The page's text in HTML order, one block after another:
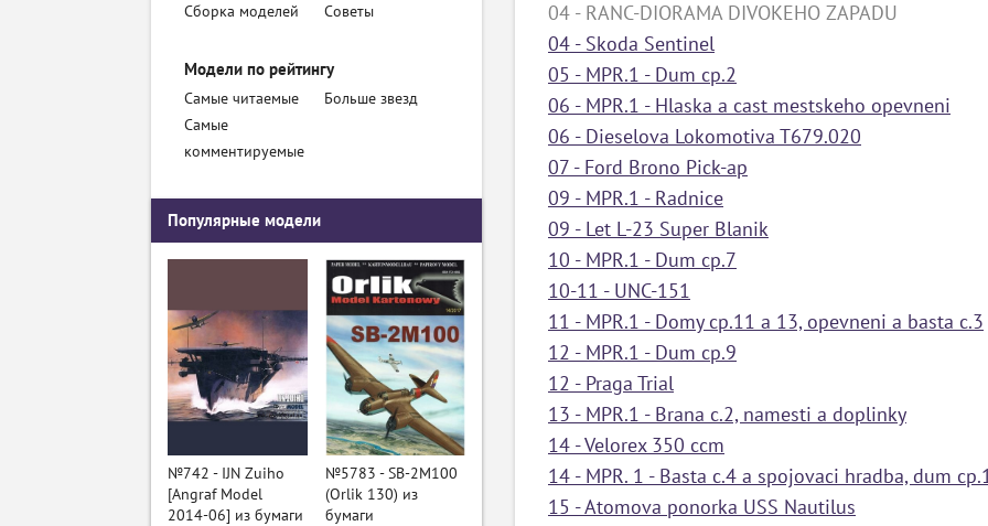
04 - RANC-DIORAMA DIVOKEHO ZAPADU
04 - Skoda Sentinel
05 - MPR.1 - Dum cp.2
06 - MPR.1 - Hlaska a cast mestskeho opevneni
06 - Dieselova Lokomotiva T679.020
07 - Ford Brono Pick-ap
09 - MPR.1 - Radnice
09 - Let L-23 Super Blanik
10 - MPR.1 - Dum cp.7
10-11 - UNC-151
11 - MPR.1 - Domy cp.11 a 13, opevneni a basta c.3
12 - MPR.1 - Dum cp.9
12 - Praga Trial
13 - MPR.1 - Brana c.2, namesti a doplinky
14 - Velorex 350 ccm
14 - MPR. 1 - Basta c.4 a spojovaci hradba, dum
15 - Atomova ponorka USS Nautilus
Сборка моделей
Советы
Модели по рейтингу
Самые читаемые
Больше звезд
Самые
комментируемые
Популярные модели
№742 - IJN Zuiho
[Angraf Model
2014-06] из бумаги
№5783 - SB-2M100
(Orlik 130) из
бумаги